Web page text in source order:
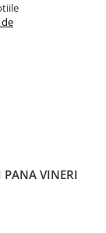
PANA VINERI